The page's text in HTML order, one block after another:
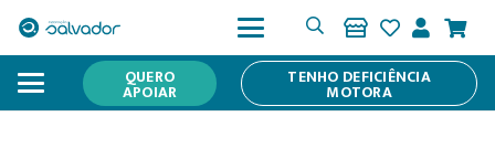
QUERO
APOIAR
TENHO DEFICIÊNCIA
MOTORA